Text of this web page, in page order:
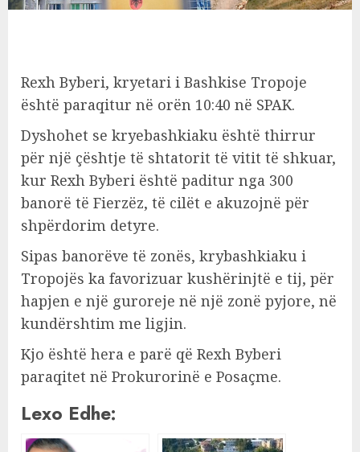
Rexh Byberi, kryetari i Bashkise Tropoje
është paraqitur në orën 10:40 në SPAK.
Dyshohet se kryebashkiaku është thirrur
për një çështje të shtatorit të vitit të shkuar,
kur Rexh Byberi është paditur nga 300
banorë të Fierzëz, të cilët e akuzojnë për
shpërdorim detyre.
Sipas banorëve të zonës, krybashkiaku i
Tropojës ka favorizuar kushërinjtë e tij, për
hapjen e një guroreje në një zonë pyjore, në
kundërshtim me ligjin.
Kjo është hera e parë që Rexh Byberi
paraqitet në Prokurorinë e Posaçme.
Lexo Edhe: